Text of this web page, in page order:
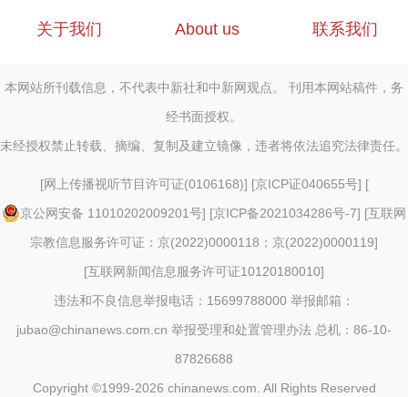
关于我们 About us 联系我们
本网站所刊载信息，不代表中新社和中新网观点。 刊用本网站稿件，务
经书面授权。
未经授权禁止转载、摘编、复制及建立镜像，违者将依法追究法律责任。
[网上传播视听节目许可证(0106168)] [京ICP证040655号] [
京公网安备 11010202009201号] [京ICP备2021034286号-7] [互联网
宗教信息服务许可证：京(2022)0000118；京(2022)0000119]
[互联网新闻信息服务许可证10120180010]
违法和不良信息举报电话：15699788000 举报邮箱：
jubao@chinanews.com.cn 举报受理和处置管理办法 总机：86-10-
87826688
Copyright ©1999-2026 chinanews.com. All Rights Reserved